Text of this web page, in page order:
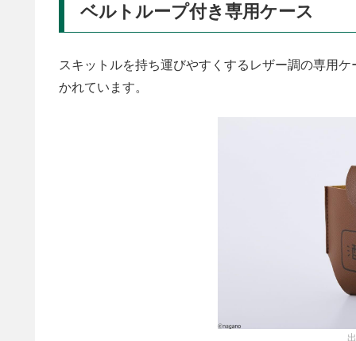
ベルトループ付き専用ケース
スキットルを持ち運びやすくするレザー調の専用
かれています。